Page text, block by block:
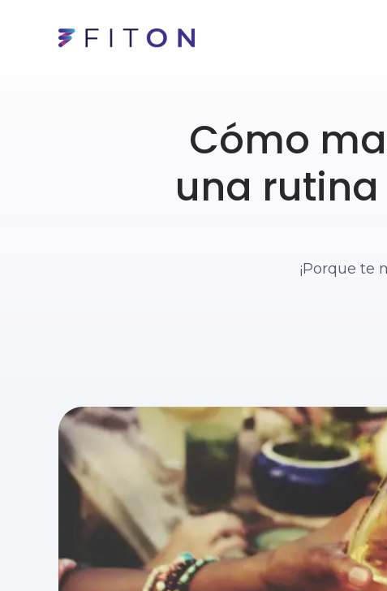
Cómo
una
¡Porque te